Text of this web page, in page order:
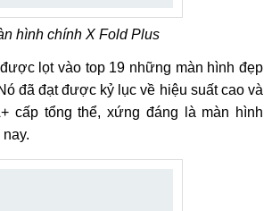
hình chính X Fold Plus
lọt vào top 19 những màn hình đẹp
đã đạt được kỷ lục về hiệu suất cao và
cấp tổng thể, xứng đáng là màn hình